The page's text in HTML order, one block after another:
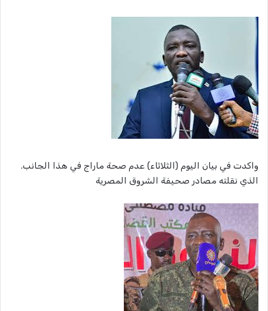
واكدت في بيان اليوم (الثلاثاء) عدم صحة ماراج في هذا الجانب.
الذي نقلته مصادر صحيفة الشروق المصرية